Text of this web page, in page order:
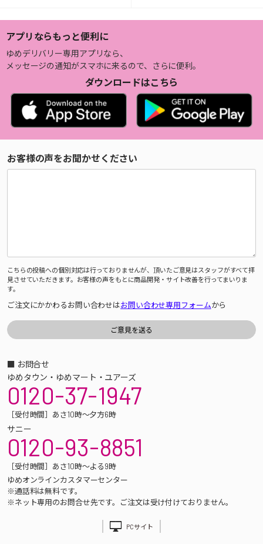
アプリならもっと便利に
ゆめデリバリー専用アプリなら、
メッセージの通知がスマホに来るので、さらに便利。
ダウンロードはこちら
お客様の声をお聞かせください
こちらの投稿への個別対応は行っておりませんが、頂いたご意見はスタッフがすべて拝
見させていただきます。お客様の声をもとに商品開発・サイト改善を行ってまいりま
す。
ご注文にかかわるお問い合わせはお問い合わせ専用フォームから
■ お問合せ
ゆめタウン・ゆめマート・ユアーズ
0120-37-1947
［受付時間］あさ10時～夕方6時
サニー
0120-93-8851
［受付時間］あさ10時～よる9時
ゆめオンラインカスタマーセンター
※通話料は無料です。
※ネット専用のお問合せ先です。ご注文は受け付けておりません。
PCサイト